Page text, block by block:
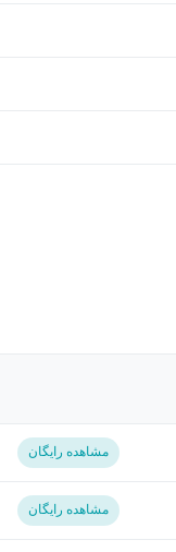
مشاهده رایگان
مشاهده رایگان